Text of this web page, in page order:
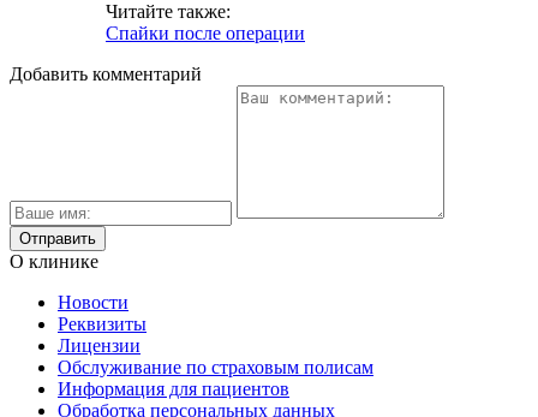
Читайте также:
Спайки после операции
Добавить комментарий
О клинике
Новости
Реквизиты
Лицензии
Обслуживание по страховым полисам
Информация для пациентов
Обработка персональных данных